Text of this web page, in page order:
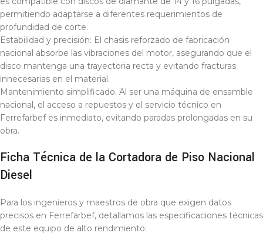
permitiendo adaptarse a diferentes requerimientos de
profundidad de corte.
Estabilidad y precisión: El chasis reforzado de fabricación
nacional absorbe las vibraciones del motor, asegurando que el
disco mantenga una trayectoria recta y evitando fracturas
innecesarias en el material.
Mantenimiento simplificado: Al ser una máquina de ensamble
nacional, el acceso a repuestos y el servicio técnico en
Ferrefarbef es inmediato, evitando paradas prolongadas en su
obra.
Ficha Técnica de la Cortadora de Piso Nacional
Diesel
Para los ingenieros y maestros de obra que exigen datos
precisos en Ferrefarbef, detallamos las especificaciones técnicas
de este equipo de alto rendimiento: